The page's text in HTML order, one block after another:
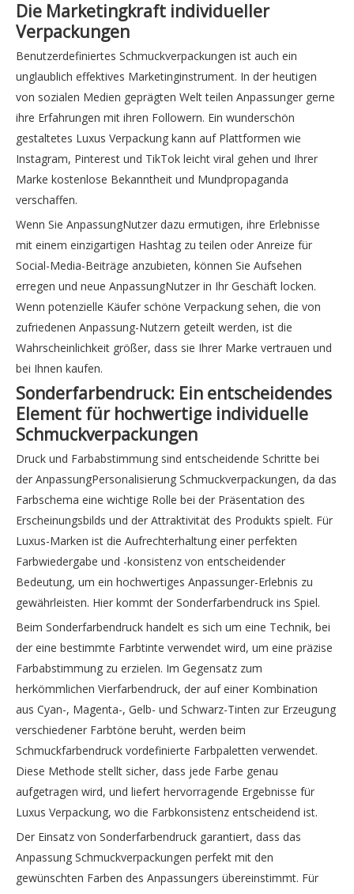
Die Marketingkraft individueller
Verpackungen
Benutzerdefiniertes Schmuckverpackungen ist auch ein
unglaublich effektives Marketinginstrument. In der heutigen
von sozialen Medien geprägten Welt teilen Anpassunger gerne
ihre Erfahrungen mit ihren Followern. Ein wunderschön
gestaltetes Luxus Verpackung kann auf Plattformen wie
Instagram, Pinterest und TikTok leicht viral gehen und Ihrer
Marke kostenlose Bekanntheit und Mundpropaganda
verschaffen.
Wenn Sie AnpassungNutzer dazu ermutigen, ihre Erlebnisse
mit einem einzigartigen Hashtag zu teilen oder Anreize für
Social-Media-Beiträge anzubieten, können Sie Aufsehen
erregen und neue AnpassungNutzer in Ihr Geschäft locken.
Wenn potenzielle Käufer schöne Verpackung sehen, die von
zufriedenen Anpassung-Nutzern geteilt werden, ist die
Wahrscheinlichkeit größer, dass sie Ihrer Marke vertrauen und
bei Ihnen kaufen.
Sonderfarbendruck: Ein entscheidendes
Element für hochwertige individuelle
Schmuckverpackungen
Druck und Farbabstimmung sind entscheidende Schritte bei
der AnpassungPersonalisierung Schmuckverpackungen, da das
Farbschema eine wichtige Rolle bei der Präsentation des
Erscheinungsbilds und der Attraktivität des Produkts spielt. Für
Luxus-Marken ist die Aufrechterhaltung einer perfekten
Farbwiedergabe und -konsistenz von entscheidender
Bedeutung, um ein hochwertiges Anpassunger-Erlebnis zu
gewährleisten. Hier kommt der Sonderfarbendruck ins Spiel.
Beim Sonderfarbendruck handelt es sich um eine Technik, bei
der eine bestimmte Farbtinte verwendet wird, um eine präzise
Farbabstimmung zu erzielen. Im Gegensatz zum
herkömmlichen Vierfarbendruck, der auf einer Kombination
aus Cyan-, Magenta-, Gelb- und Schwarz-Tinten zur Erzeugung
verschiedener Farbtöne beruht, werden beim
Schmuckfarbendruck vordefinierte Farbpaletten verwendet.
Diese Methode stellt sicher, dass jede Farbe genau
aufgetragen wird, und liefert hervorragende Ergebnisse für
Luxus Verpackung, wo die Farbkonsistenz entscheidend ist.
Der Einsatz von Sonderfarbendruck garantiert, dass das
Anpassung Schmuckverpackungen perfekt mit den
gewünschten Farben des Anpassungers übereinstimmt. Für